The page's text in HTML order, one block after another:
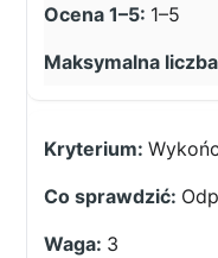
1–5
3